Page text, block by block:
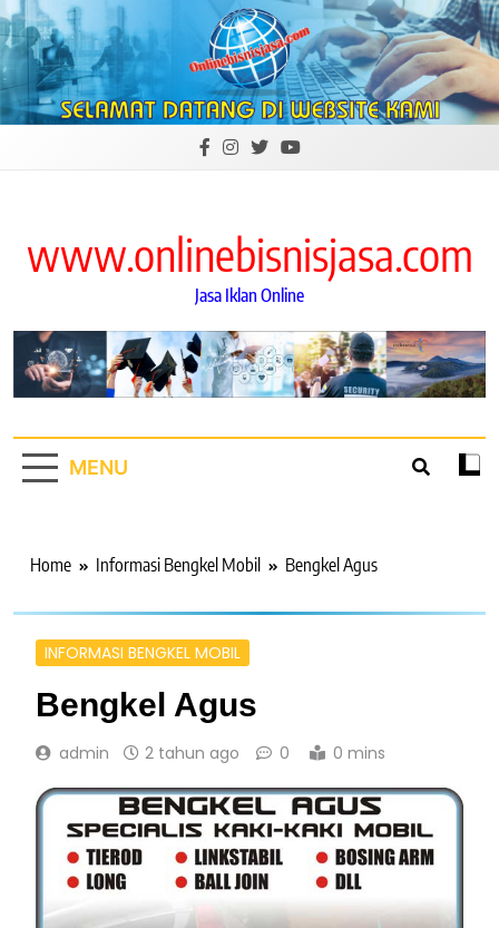
Skip
to
content
www.onlinebisnisjasa.com
Jasa Iklan Online
MENU
Home Informasi Bengkel Mobil Bengkel Agus
INFORMASI BENGKEL MOBIL
Bengkel Agus
admin 2 tahun ago 0 0 mins